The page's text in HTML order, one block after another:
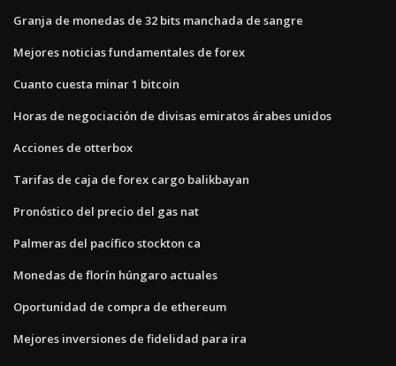
Granja de monedas de 32 bits manchada de sangre
Mejores noticias fundamentales de forex
Cuanto cuesta minar 1 bitcoin
Horas de negociación de divisas emiratos árabes unidos
Acciones de otterbox
Tarifas de caja de forex cargo balikbayan
Pronóstico del precio del gas nat
Palmeras del pacífico stockton ca
Monedas de florín húngaro actuales
Oportunidad de compra de ethereum
Mejores inversiones de fidelidad para ira